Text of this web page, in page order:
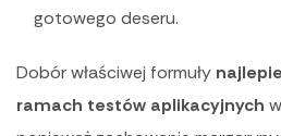
gotowego deseru.
Dobór właściwej formuły
ramach testów aplikacyjnych